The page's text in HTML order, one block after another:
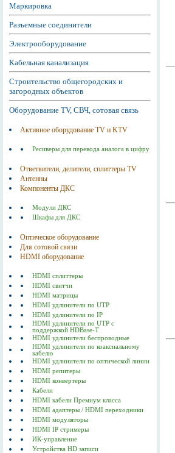
Маркировка
Разъемные соединители
Электрооборудование
Кабельная канализация
Строительство общегородских и
загородных объектов
Оборудование TV, СВЧ, сотовая связь
Активное оборудование TV и KTV
Ресиверы для перевода аналога в цифру
Ответвители, делители, сплиттеры TV
Антенны
Компоненты ДКС
Модули ДКС
Шкафы для ДКС
Оптическое оборудование
Для сотовой связи
HDMI оборудование
HDMI сплиттеры
HDMI свитчи
HDMI матрицы
HDMI удлинители по UTP
HDMI удлинители по IP
HDMI удлинители по UTP с
поддержкой HDBase-T
HDMI удлинители беспроводные
HDMI удлинители по коаксиальному
кабелю
HDMI удлинители по оптической линии
HDMI репитеры
HDMI конвертеры
Кабели
HDMI кабели Премиум класса
HDMI адаптеры / HDMI переходники
HDMI модуляторы
HDMI IP стримеры
ИК-управление
Устройства HD записи